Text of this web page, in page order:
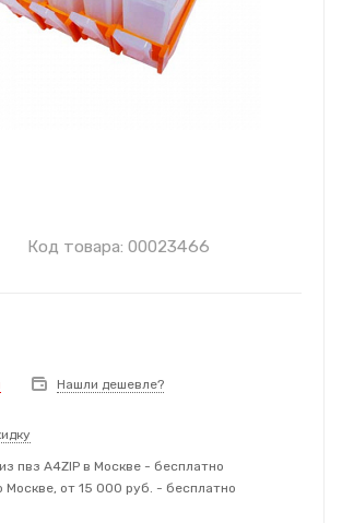
Код товара: 00023466
Нашли дешевле?
пвз A4ZIP в Москве - бесплатно
Москве, от 15 000 руб. - бесплатно